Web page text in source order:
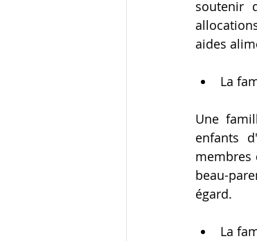
soutenir
aides
La
Une
enfants
membres
beau-
égard.
La